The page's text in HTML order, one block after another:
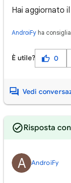
Hai aggiornato
AndroiFy ha
È utile? 0
Vedi
Risposta
A AndroiFy